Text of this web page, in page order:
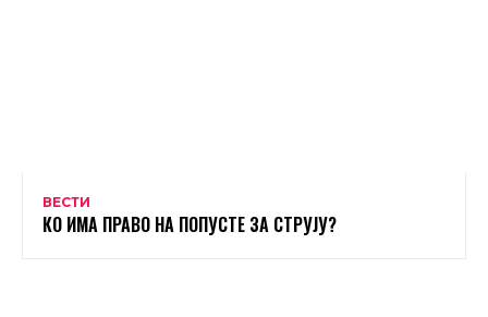
ВЕСТИ
КО ИМА ПРАВО НА ПОПУСТЕ ЗА СТРУЈУ?